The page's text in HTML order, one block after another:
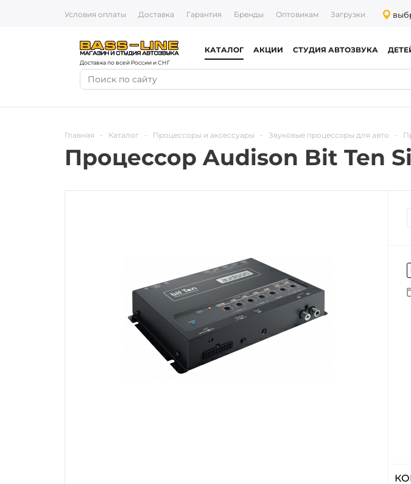
Условия оплаты Доставка Гарантия Бренды Оптовикам Загрузки
Доставка по всей России и СНГ
КАТАЛОГ АКЦИИ СТУДИЯ АВТОЗВУКА
Главная - Каталог - Процессоры и аксессуары - Звуковые процессоры для авто -
Процессор Audison Bit Ten